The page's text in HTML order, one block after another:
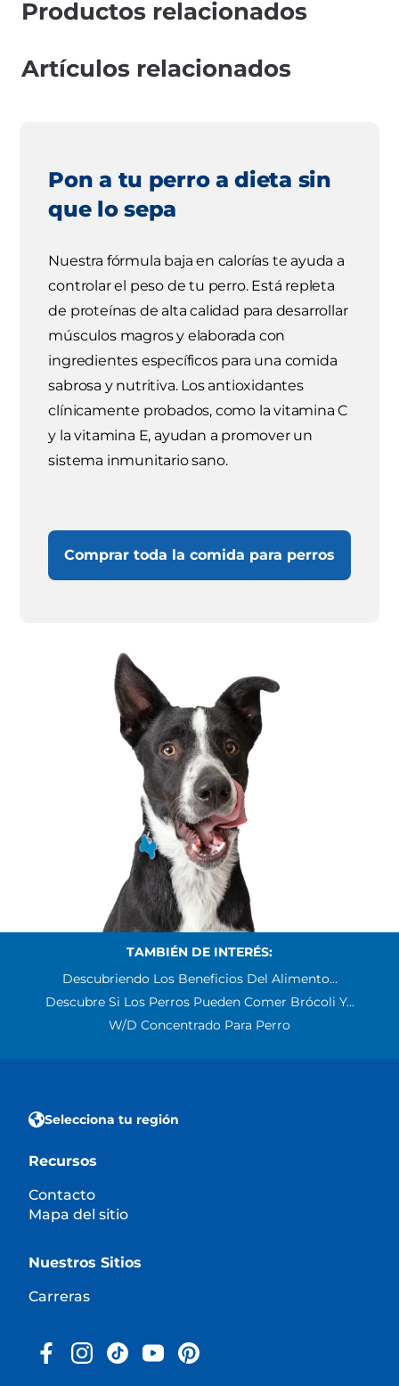
Productos relacionados
Artículos relacionados
Pon a tu perro a dieta sin
que lo sepa
Nuestra fórmula baja en calorías te ayuda a
controlar el peso de tu perro. Está repleta
de proteínas de alta calidad para desarrollar
músculos magros y elaborada con
ingredientes específicos para una comida
sabrosa y nutritiva. Los antioxidantes
clínicamente probados, como la vitamina C
y la vitamina E, ayudan a promover un
sistema inmunitario sano.
Comprar toda la comida para perros
TAMBIÉN DE INTERÉS:
Descubriendo Los Beneficios Del Alimento...
Descubre Si Los Perros Pueden Comer Brócoli Y...
W/d Concentrado Para Perro
Selecciona tu región
Recursos
Contacto
Mapa del sitio
Nuestros Sitios
Carreras